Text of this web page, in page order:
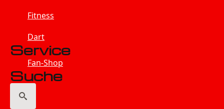
Fitness
Dart
Service
Fan-Shop
Suche